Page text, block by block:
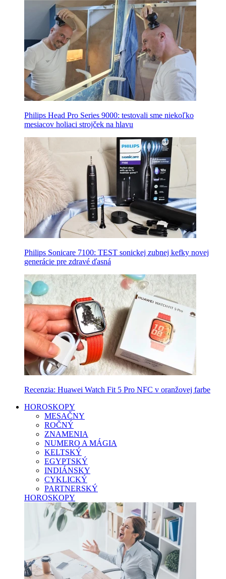
Philips Head Pro Series 9000: testovali sme niekoľko
mesiacov holiaci strojček na hlavu
Philips Sonicare 7100: TEST sonickej zubnej kefky novej
generácie pre zdravé ďasná
Recenzia: Huawei Watch Fit 5 Pro NFC v oranžovej farbe
HOROSKOPY
MESAČNY
ROČNÝ
ZNAMENIA
NUMERO A MÁGIA
KELTSKÝ
EGYPTSKÝ
INDIÁNSKY
CYKLICKÝ
PARTNERSKÝ
HOROSKOPY